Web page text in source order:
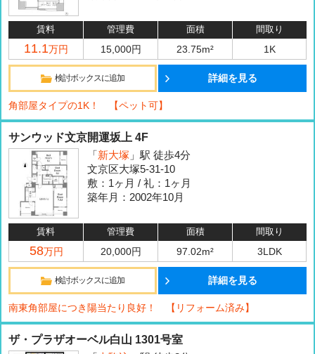
賃料 管理費 面積 間取り
11.1万円 15,000円 23.75m² 1K
検討ボックスに追加 詳細を見る
角部屋タイプの1K！ 【ペット可】
サンウッド文京開運坂上 4F
「 新大塚 」駅 徒歩4分
文京区大塚5-31-10
敷：1ヶ月 / 礼：1ヶ月
築年月：2002年10月
賃料 管理費 面積 間取り
58万円 20,000円 97.02m² 3LDK
検討ボックスに追加 詳細を見る
南東角部屋につき陽当たり良好！ 【リフォーム済み】
ザ・プラザオーベル白山 1301号室